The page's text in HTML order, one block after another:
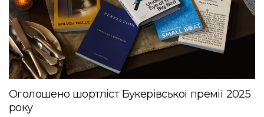
Оголошено шортліст Букерівської премії 2025
року